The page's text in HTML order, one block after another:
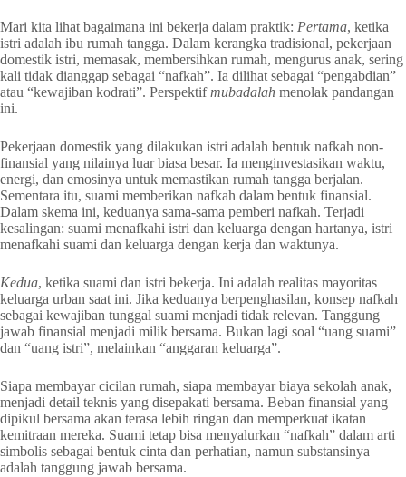
Mari kita lihat bagaimana ini bekerja dalam praktik: Pertama, ketika
istri adalah ibu rumah tangga. Dalam kerangka tradisional, pekerjaan
domestik istri, memasak, membersihkan rumah, mengurus anak, sering
kali tidak dianggap sebagai “nafkah”. Ia dilihat sebagai “pengabdian”
atau “kewajiban kodrati”. Perspektifmubadalah menolak pandangan
ini.
Pekerjaan domestik yang dilakukan istri adalah bentuk nafkah non-
finansial yang nilainya luar biasa besar. Ia menginvestasikan waktu,
energi, dan emosinya untuk memastikan rumah tangga berjalan.
Sementara itu, suami memberikan nafkah dalam bentuk finansial.
Dalam skema ini, keduanya sama-sama pemberi nafkah. Terjadi
kesalingan: suami menafkahi istri dan keluarga dengan hartanya, istri
menafkahi suami dan keluarga dengan kerja dan waktunya.
Kedua, ketika suami dan istri bekerja. Ini adalah realitas mayoritas
keluarga urban saat ini. Jika keduanya berpenghasilan, konsep nafkah
sebagai kewajiban tunggal suami menjadi tidak relevan. Tanggung
jawab finansial menjadi milik bersama. Bukan lagi soal “uang suami”
dan “uang istri”, melainkan “anggaran keluarga”.
Siapa membayar cicilan rumah, siapa membayar biaya sekolah anak,
menjadi detail teknis yang disepakati bersama. Beban finansial yang
dipikul bersama akan terasa lebih ringan dan memperkuat ikatan
kemitraan mereka. Suami tetap bisa menyalurkan “nafkah” dalam arti
simbolis sebagai bentuk cinta dan perhatian, namun substansinya
adalah tanggung jawab bersama.